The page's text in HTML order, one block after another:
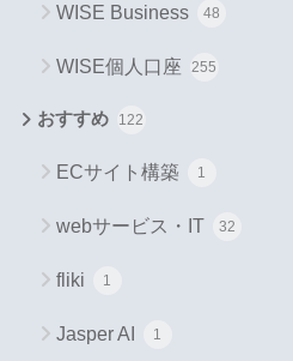
WISE Business 48
WISE個人口座 255
おすすめ 122
ECサイト構築 1
webサービス・IT 32
fliki 1
Jasper AI 1